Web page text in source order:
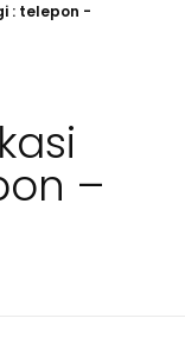
: telepon -
–